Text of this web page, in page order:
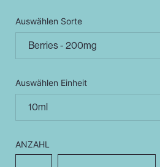
Auswählen Sorte
Auswählen Einheit
ANZAHL